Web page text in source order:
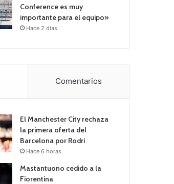
Conference es muy
importante para el equipo»
Hace 2 días
Comentarios
El Manchester City rechaza
la primera oferta del
Barcelona por Rodri
Hace 6 horas
Mastantuono cedido a la
Fiorentina